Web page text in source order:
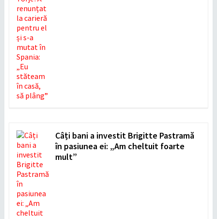
Câți bani a investit Brigitte Pastramă
în pasiunea ei: „Am cheltuit foarte
mult”